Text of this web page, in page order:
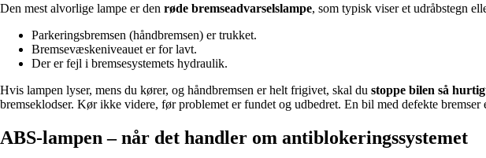
Den mest alvorlige lampe er den røde bremseadvarselslampe, som typisk viser et udråbstegn
Parkeringsbremsen (håndbremsen) er trukket.
Bremsevæskeniveauet er for lavt.
Der er fejl i bremsesystemets hydraulik.
Hvis lampen lyser, mens du kører, og håndbremsen er helt frigivet, skal du stoppe bilen så
bremseklodser. Kør ikke videre, før problemet er fundet og udbedret. En bil med defekte
ABS-lampen – når det handler om antiblokeringssystemet